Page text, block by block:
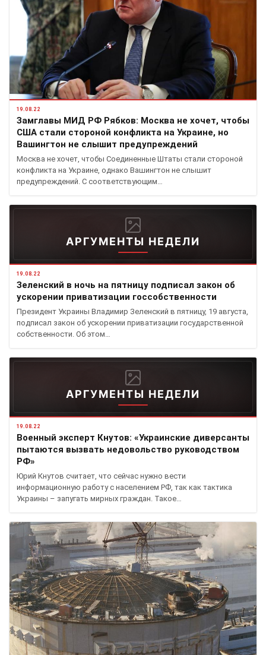
19.08.22
Замглавы МИД РФ Рябков: Москва не хочет, чтобы
США стали стороной конфликта на Украине, но
Вашингтон не слышит предупреждений
Москва не хочет, чтобы Соединенные Штаты стали стороной
конфликта на Украине, однако Вашингтон не слышит
предупреждений. С соответствующим…
АРГУМЕНТЫ НЕДЕЛИ
19.08.22
Зеленский в ночь на пятницу подписал закон об
ускорении приватизации госсобственности
Президент Украины Владимир Зеленский в пятницу, 19 августа,
подписал закон об ускорении приватизации государственной
собственности. Об этом…
АРГУМЕНТЫ НЕДЕЛИ
19.08.22
Военный эксперт Кнутов: «Украинские диверсанты
пытаются вызвать недовольство руководством
РФ»
Юрий Кнутов считает, что сейчас нужно вести
информационную работу с населением РФ, так как тактика
Украины – запугать мирных граждан. Такое…